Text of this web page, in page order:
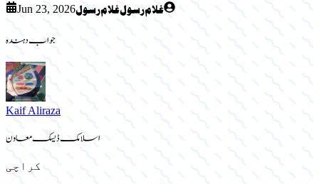
Jun 23, 2026غلام رسول غلام رسول
جواب دہندہ
Kaif Aliraza
اسلامک ڈیسک معاون
کراچی